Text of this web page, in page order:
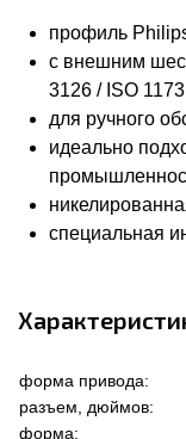
профиль
с внешним
3126 / ISO
для ручного
идеально
специальная
форма привода:
разъем, дюймов:
форма: